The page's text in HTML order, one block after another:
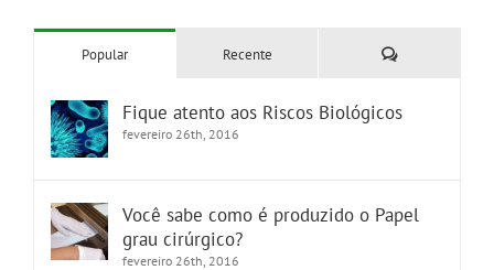
Popular Recente Comentários
Fique atento aos Riscos Biológicos
fevereiro 26th, 2016
Você sabe como é produzido o Papel
grau cirúrgico?
fevereiro 26th, 2016